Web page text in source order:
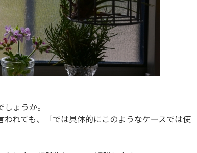
ょうか。
れても、「では具体的にこのようなケースでは使